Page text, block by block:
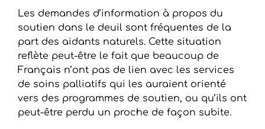
Les demandes d’information à propos du
soutien dans le deuil sont fréquentes de la
part des aidants naturels. Cette situation
reflète peut-être le fait que beaucoup de
Français n’ont pas de lien avec les services
de soins palliatifs qui les auraient orienté
vers des programmes de soutien, ou qu’ils ont
peut-être perdu un proche de façon subite.